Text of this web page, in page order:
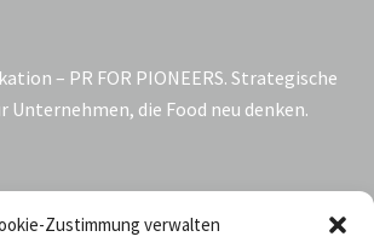
Zustimmung verwalten
– PR FOR PIONEERS. Strategische
die Food neu denken.